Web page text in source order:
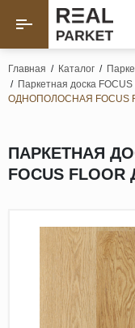
Назад
Паркет «Елка»
Штучный паркет
Художественный
Паркетная доска
Полы для ванных
Террасная доска
Пробковые покрытия
Главная / Каталог /
/ Паркетная доска FOCUS
ОДНОПОЛОСНАЯ FOCUS
ПАРКЕТНАЯ
FOCUS